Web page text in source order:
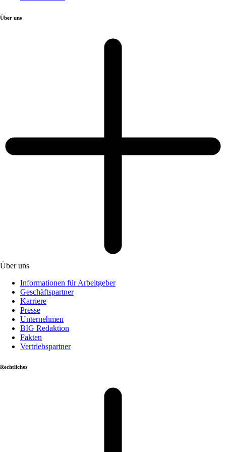
Über uns
Über uns
Informationen für Arbeitgeber
Geschäftspartner
Karriere
Presse
Unternehmen
BIG Redaktion
Fakten
Vertriebspartner
Rechtliches